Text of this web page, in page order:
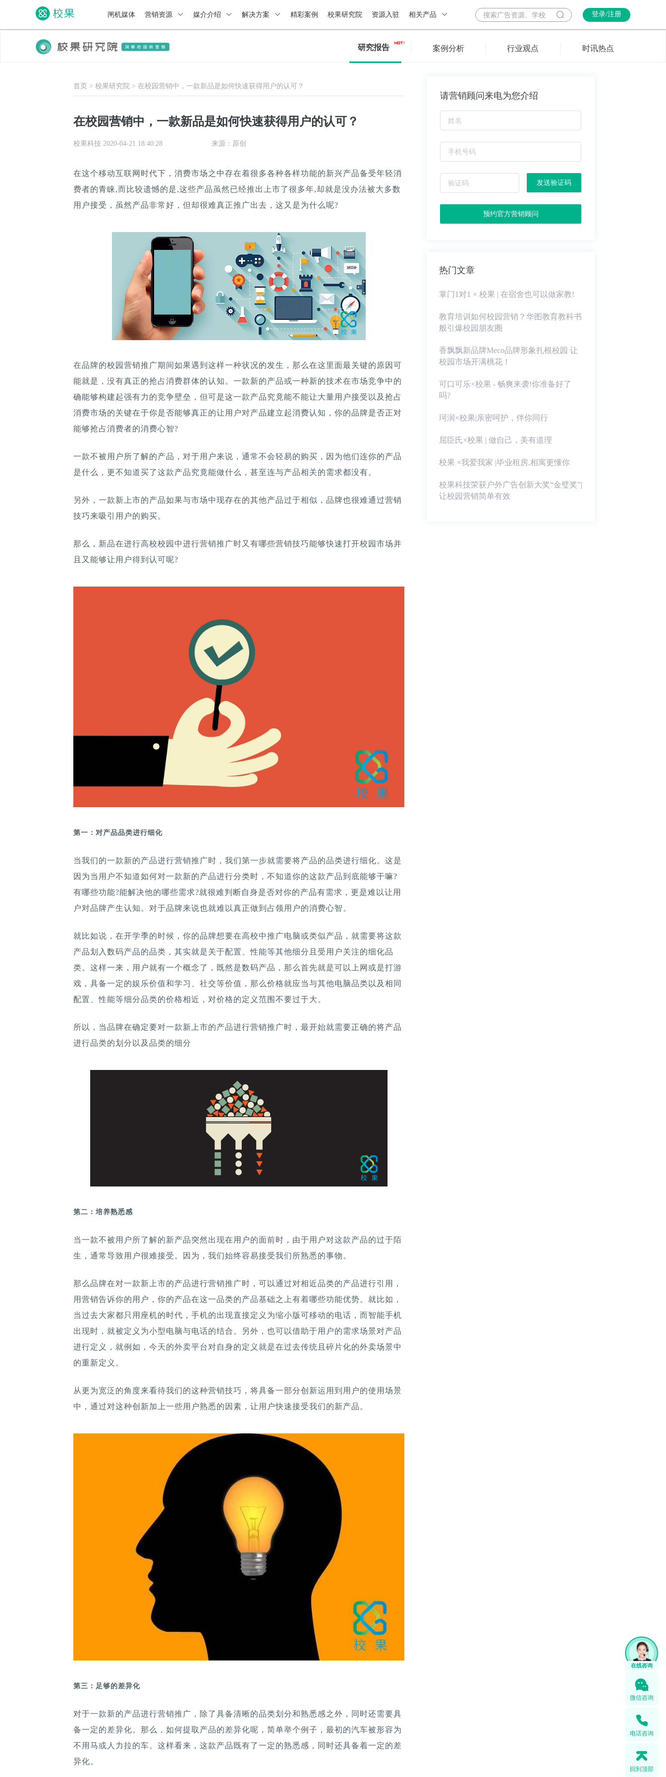
闸机媒体 营销资源 媒介介绍 解决方案 精彩案例 校果研究院 资源入驻 相关产品 登录/注册
研究报告 案例分析 行业观点 时讯热点
首页 > 校果研究院 > 在校园营销中，一款新品是如何快速获得用户的认可？
在校园营销中，一款新品是如何快速获得用户的认可？
校果科技 2020-04-21 18:40:28 来源：原创
在这个移动互联网时代下，消费市场之中存在着很多各种各样功能的新兴产品备受年轻消
费者的青睐,而比较遗憾的是,这些产品虽然已经推出上市了很多年,却就是没办法被大多数
用户接受，虽然产品非常好，但却很难真正推广出去，这又是为什么呢?
在品牌的校园营销推广期间如果遇到这样一种状况的发生，那么在这里面最关键的原因可
能就是，没有真正的抢占消费群体的认知。一款新的产品或一种新的技术在市场竞争中的
确能够构建起强有力的竞争壁垒，但可是这一款产品究竟能不能让大量用户接受以及抢占
消费市场的关键在于你是否能够真正的让用户对产品建立起消费认知，你的品牌是否正对
能够抢占消费者的消费心智?
一款不被用户所了解的产品，对于用户来说，通常不会轻易的购买，因为他们连你的产品
是什么，更不知道买了这款产品究竟能做什么，甚至连与产品相关的需求都没有。
另外，一款新上市的产品如果与市场中现存在的其他产品过于相似，品牌也很难通过营销
技巧来吸引用户的购买。
那么，新品在进行高校校园中进行营销推广时又有哪些营销技巧能够快速打开校园市场并
且又能够让用户得到认可呢?
第一：对产品品类进行细化
当我们的一款新的产品进行营销推广时，我们第一步就需要将产品的品类进行细化。这是
因为当用户不知道如何对一款新的产品进行分类时，不知道你的这款产品到底能够干嘛?
有哪些功能?能解决他的哪些需求?就很难判断自身是否对你的产品有需求，更是难以让用
户对品牌产生认知。对于品牌来说也就难以真正做到占领用户的消费心智。
就比如说，在开学季的时候，你的品牌想要在高校中推广电脑或类似产品，就需要将这款
产品划入数码产品的品类，其实就是关于配置、性能等其他细分且受用户关注的细化品
类。这样一来，用户就有一个概念了，既然是数码产品，那么首先就是可以上网或是打游
戏，具备一定的娱乐价值和学习、社交等价值，那么价格就应当与其他电脑品类以及相同
配置、性能等细分品类的价格相近，对价格的定义范围不要过于大。
所以，当品牌在确定要对一款新上市的产品进行营销推广时，最开始就需要正确的将产品
进行品类的划分以及品类的细分
第二：培养熟悉感
当一款不被用户所了解的新产品突然出现在用户的面前时，由于用户对这款产品的过于陌
生，通常导致用户很难接受。因为，我们始终容易接受我们所熟悉的事物。
那么品牌在对一款新上市的产品进行营销推广时，可以通过对相近品类的产品进行引用，
用营销告诉你的用户，你的产品在这一品类的产品基础之上有着哪些功能优势。就比如，
当过去大家都只用座机的时代，手机的出现直接定义为缩小版可移动的电话，而智能手机
出现时，就被定义为小型电脑与电话的结合。另外，也可以借助于用户的需求场景对产品
进行定义，就例如，今天的外卖平台对自身的定义就是在过去传统且碎片化的外卖场景中
的重新定义。
从更为宽泛的角度来看待我们的这种营销技巧，将具备一部分创新运用到用户的使用场景
中，通过对这种创新加上一些用户熟悉的因素，让用户快速接受我们的新产品。
第三：足够的差异化
对于一款新的产品进行营销推广，除了具备清晰的品类划分和熟悉感之外，同时还需要具
备一定的差异化。那么，如何提取产品的差异化呢，简单举个例子，最初的汽车被形容为
不用马或人力拉的车。这样看来，这款产品既有了一定的熟悉感，同时还具备着一定的差
异化。
请营销顾问来电为您介绍
发送验证码
预约官方营销顾问
热门文章
掌门1对1 × 校果 | 在宿舍也可以做家教!
教育培训如何校园营销？华图教育教科书
般引爆校园朋友圈
香飘飘新品牌Meco品牌形象扎根校园 让
校园市场开满桃花！
可口可乐×校果 - 畅爽来袭!你准备好了
吗?
珂润×校果|亲密呵护，伴你同行
屈臣氏×校果 | 做自己，美有道理
校果 ×我爱我家 |毕业租房,相寓更懂你
校果科技荣获户外广告创新大奖“金璧奖”|
让校园营销简单有效
1
在线咨询
微信咨询
电话咨询
回到顶部